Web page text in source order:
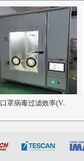
口罩病毒过滤效率(V..